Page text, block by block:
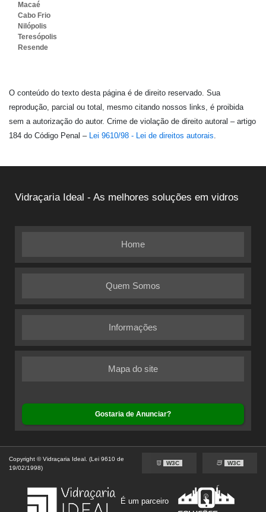
Macaé
Cabo Frio
Nilópolis
Teresópolis
Resende
O conteúdo do texto desta página é de direito reservado. Sua
reprodução, parcial ou total, mesmo citando nossos links, é proibida
sem a autorização do autor. Crime de violação de direito autoral – artigo
184 do Código Penal – Lei 9610/98 - Lei de direitos autorais.
Vidraçaria Ideal - As melhores soluções em vidros
Home
Quem Somos
Informações
Mapa do site
Gostaria de Anunciar?
Copyright © Vidraçaria Ideal. (Lei 9610 de
19/02/1998)
W3C W3C
É um parceiro